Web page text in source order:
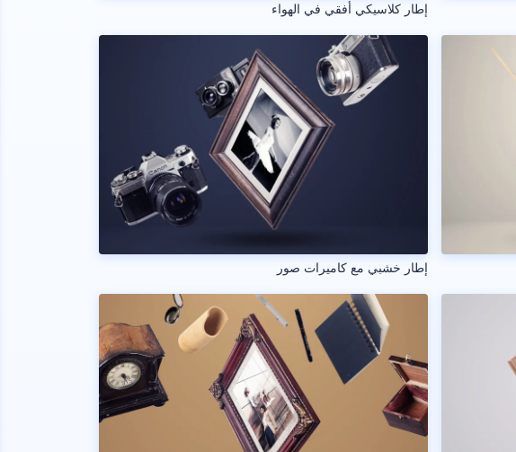
إطار كلاسيكي أفقي في الهواء
إطار خشبي مع كاميرات صور